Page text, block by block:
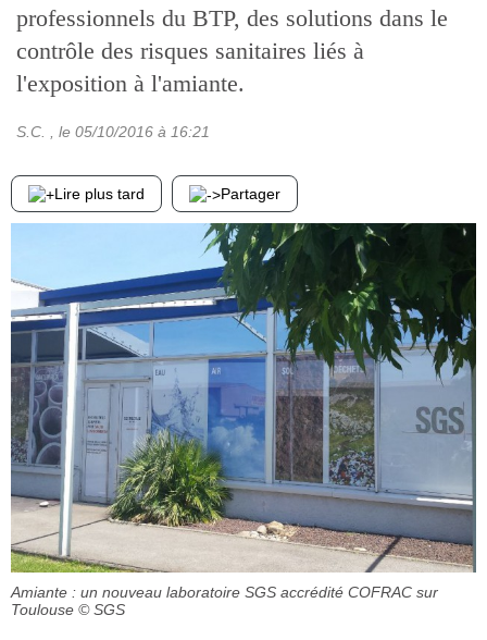
professionnels du BTP, des solutions dans le
contrôle des risques sanitaires liés à
l'exposition à l'amiante.
S.C. , le 05/10/2016 à 16:21
Lire plus tard Partager
Amiante : un nouveau laboratoire SGS accrédité COFRAC sur
Toulouse © SGS